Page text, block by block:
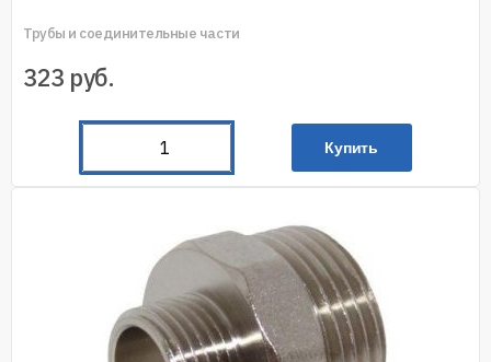
Трубы и соединительные части
323 руб.
Купить